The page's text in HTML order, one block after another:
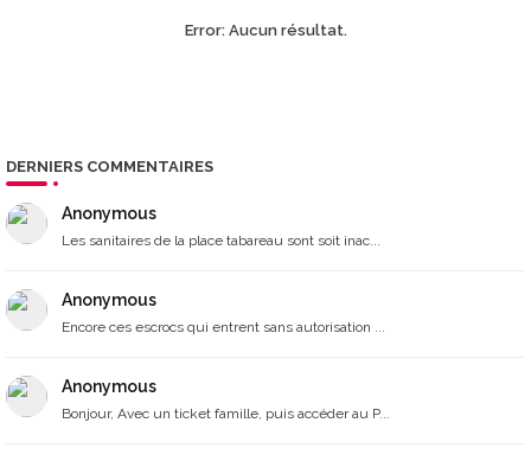
Error:Aucun résultat.
DERNIERS COMMENTAIRES
Anonymous
Les sanitaires de la place tabareau sont soit inac...
Anonymous
Encore ces escrocs qui entrent sans autorisation ...
Anonymous
Bonjour, Avec un ticket famille, puis accéder au P...